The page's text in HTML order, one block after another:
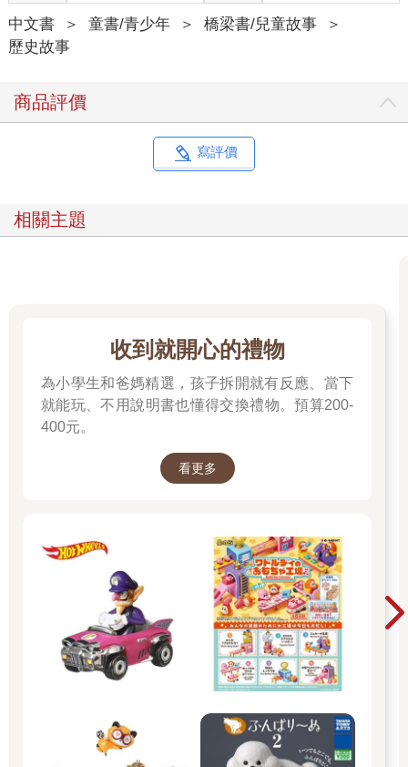
中文書 ＞ 童書/青少年 ＞ 橋梁書/兒童故事
＞
歷史故事
商品評價
寫評價
相關主題
收到就開心的禮物
為小學生和爸媽精選，孩子拆開就有反應、當下
就能玩、不用說明書也懂得交換禮物。預算200-
400元。
看更多